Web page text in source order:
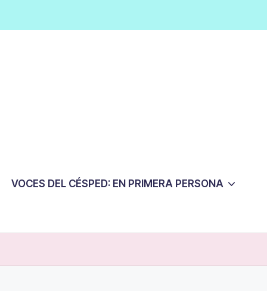
VOCES DEL CÉSPED: EN PRIMERA PERSONA